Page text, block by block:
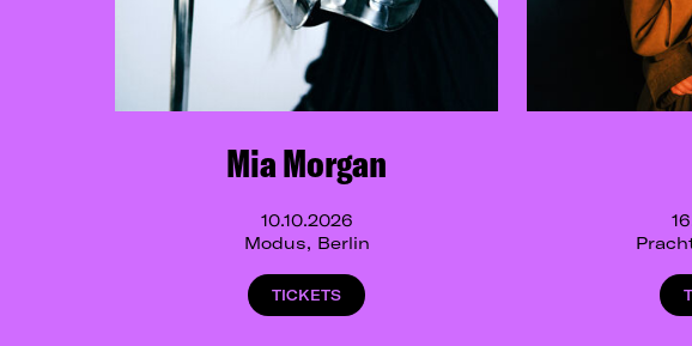
Mia Morgan
10.10.2026
Modus, Berlin
TICKETS